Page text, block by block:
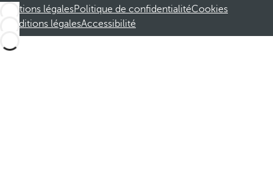
Mentions légalesPolitique de confidentialitéCookies
Conditions légalesAccessibilité